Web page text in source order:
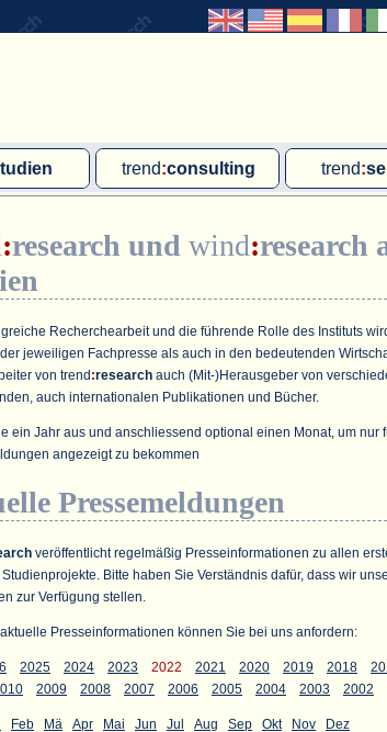
Studien
Reports
trend:consulting
Due Diligence
trend:
PAP-
:research und wind:research
Recherchearbeit und die führende Rolle des Instituts
jeweiligen Fachpresse als auch in den bedeutenden
von trend:research auch (Mit-)Herausgeber von
auch internationalen Publikationen und Bücher.
ein Jahr aus und anschliessend optional einen Monat, um nur
angezeigt zu bekommen
Pressemeldungen
veröffentlicht regelmäßig Presseinformationen zu allen
Bitte haben Sie Verständnis dafür, dass wir
zur Verfügung stellen.
Presseinformationen können Sie bei uns anfordern:
2025 2024 2023 2022 2021 2020 2019 2018
2009 2008 2007 2006 2005 2004 2003 2002
Feb Mä Apr Mai Jun Jul Aug Sep Okt Nov Dez